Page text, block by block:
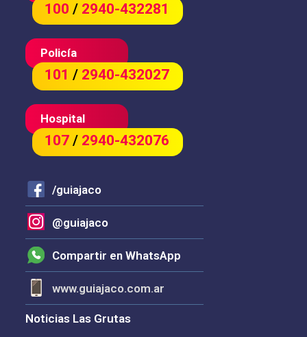
100/ 2940-432281
Policía
101/ 2940-432027
Hospital
107/ 2940-432076
/guiajaco
@guiajaco
Compartir en WhatsApp
www.guiajaco.com.ar
Noticias Las Grutas